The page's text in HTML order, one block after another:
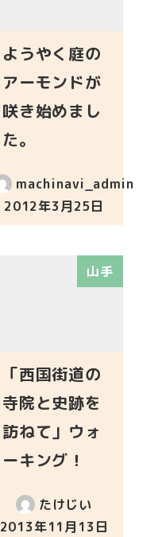
ようやく庭の
アーモンドが
咲き始めまし
た。
machinavi_admin
投稿日
2012年3月25日
山手
「西国街道の
寺院と史跡を
訪ねて」ウォ
ーキング！
たけじい
2013年11月13日